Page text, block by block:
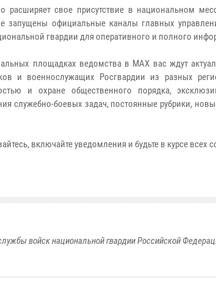
расширяет свое присутствие в национальном
запущены официальные каналы главных
гвардии для оперативного и полного
площадках ведомства в MAX вас ждут
и военнослужащих Росгвардии из разных
и охране общественного порядка,
служебно-боевых задач, постоянные рубрики,
включайте уведомления и будьте в курсе всех
войск национальной гвардии Российской